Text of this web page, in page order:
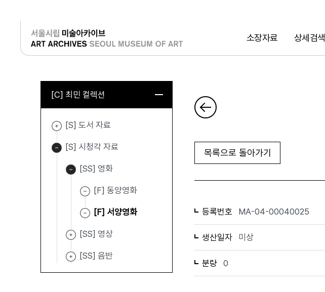
소장자료 상세검색
로그인
[C] 최민 컬렉션
[S] 도서 자료
[S] 시청각 자료
[SS] 영화
[F] 동양영화
[F] 서양영화
[SS] 영상
[SS] 음반
목록으로 돌아가기
등록번호 MA-04-00040025
생산일자 미상
분량 0